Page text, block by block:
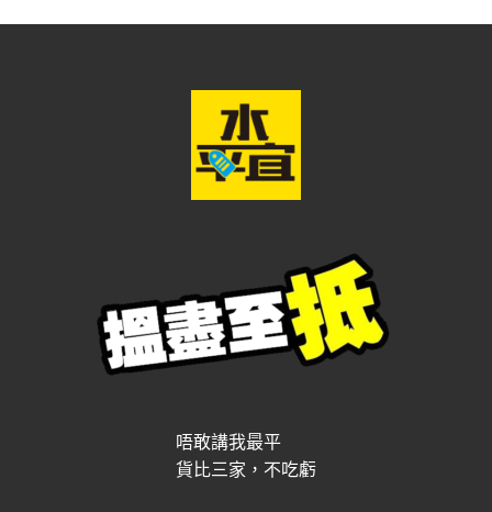
唔敢講我最平
貨比三家，不吃虧